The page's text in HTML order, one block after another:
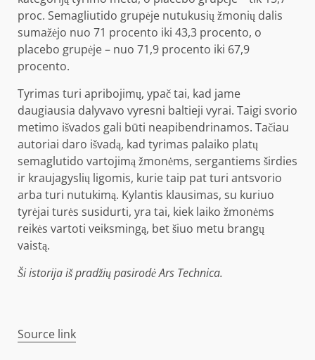
proc. Semagliutido grupėje nutukusių žmonių dalis
sumažėjo nuo 71 procento iki 43,3 procento, o
placebo grupėje – nuo ​​71,9 procento iki 67,9
procento.
Tyrimas turi apribojimų, ypač tai, kad jame
daugiausia dalyvavo vyresni baltieji vyrai. Taigi svorio
metimo išvados gali būti neapibendrinamos. Tačiau
autoriai daro išvadą, kad tyrimas palaiko platų
semaglutido vartojimą žmonėms, sergantiems širdies
ir kraujagyslių ligomis, kurie taip pat turi antsvorio
arba turi nutukimą. Kylantis klausimas, su kuriuo
tyrėjai turės susidurti, yra tai, kiek laiko žmonėms
reikės vartoti veiksmingą, bet šiuo metu brangų
vaistą.
Ši istorija iš pradžių pasirodėArs Technica.
Source link